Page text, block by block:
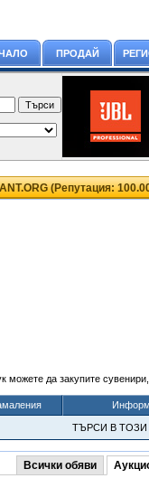
ПРОДАЙ
(Репутация:
можете да закупите
ТЪРСИ В
Всички обяви